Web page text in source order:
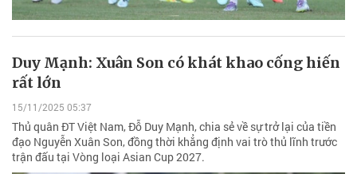
Duy Mạnh: Xuân Son có khát khao cống hiến
rất lớn
15/11/2025 05:37
Thủ quân ĐT Việt Nam, Đỗ Duy Mạnh, chia sẻ về sự trở lại của tiền
đạo Nguyễn Xuân Son, đồng thời khẳng định vai trò thủ lĩnh trước
trận đấu tại Vòng loại Asian Cup 2027.